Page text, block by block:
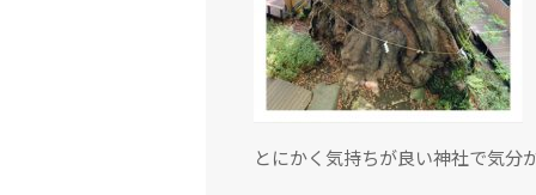
とにかく気持ちが良い神社で気分